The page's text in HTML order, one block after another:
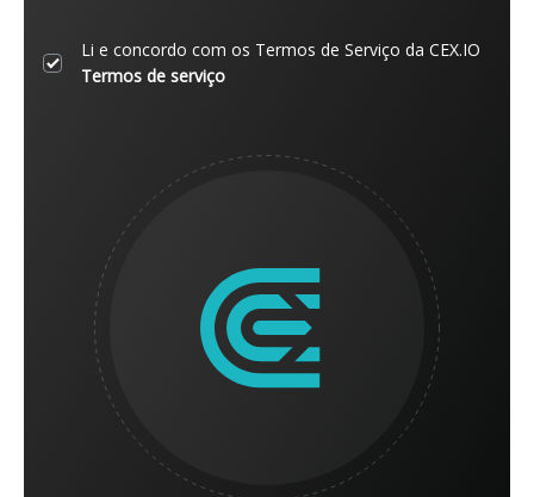
Li e concordo com os Termos de Serviço da CEX.IO
Termos de serviço